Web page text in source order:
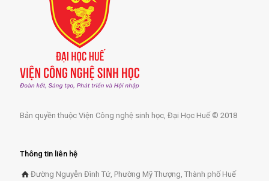
Bản quyền thuộc Viện Công nghệ sinh học, Đại Học Huế © 2018
Thông tin liên hệ
Đường Nguyễn Đình Tứ, Phường Mỹ Thượng, Thành phố Huế